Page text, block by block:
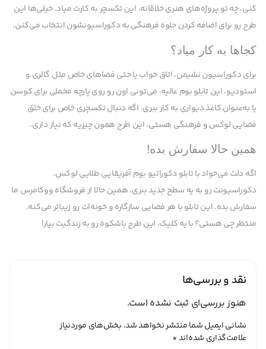
کنی، چه تو پروژه‌های هنری خلاقانه، این تکسچر به کارت میاد. خیلی‌ها این
طرح رو برای اضافه کردن جلوه فرهنگی به دکوراسیونشون انتخاب می‌کنن.
کجاها به کار میاد؟
برای دکوراسیون نشیمن، اتاق خواب یا حتی فضاهای خاص مثل گالری و
استودیو، این تابلو بوم عالیه. می‌تونی اون رو روی پارچه مخملی برای کوسن
یا به‌عنوان کاغذ دیواری به کار ببری. اگه دنبال تکسچری خاص برای خلق
فضایی لوکس و فرهنگی هستی، این طرح همون چیزیه که نیاز داری.
همین حالا سفارش بده!
اگه دلت می‌خواد با تابلو دکوراتیو بوم آفریقایی طلایی لوکس،
دکوراسیونت رو به یه سطح جدید ببری، همین حالا از فروشگاه ووکامرس ما
سفارش بده. این تابلو با هر فضایی سازگاره و خونه‌ات رو زیباتر می‌کنه.
منتظر چی هستی؟ با یه کلیک، این طرح باشکوه رو به زندگیت بیار!
نقد و بررسی‌ها
هنوز بررسی‌ای ثبت نشده است.
نشانی ایمیل شما منتشر نخواهد شد. بخش‌های موردنیاز
علامت‌گذاری شده‌اند*